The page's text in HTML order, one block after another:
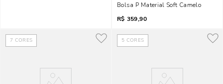
Bolsa P Material Soft Camelo
R$ 359,90
7 CORES 5 CORES